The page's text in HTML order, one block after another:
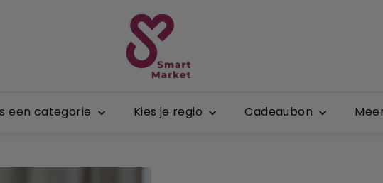
S
m
a
r
M
een categorie Kies je regio Cadeaubon